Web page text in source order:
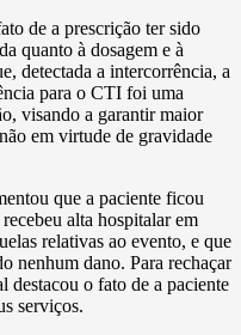
de a prescrição ter sido
quanto à dosagem e à
detectada a intercorrência, a
para o CTI foi uma
visando a garantir maior
em virtude de gravidade
que a paciente ficou
alta hospitalar em
relativas ao evento, e que
nenhum dano. Para rechaçar
destacou o fato de a paciente
serviços.